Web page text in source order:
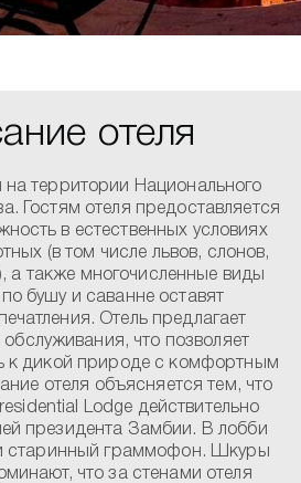
отеля
территории Национального
Гостям отеля предоставляется
в естественных условиях
(в том числе львов, слонов,
а также многочисленные виды
бушу и саванне оставят
Отель предлагает
что позволяет
к дикой природе с комфортным
отеля объясняется тем, что
Lodge действительно
президента Замбии. В лобби
старинный граммофон. Шкуры
что за стенами отеля